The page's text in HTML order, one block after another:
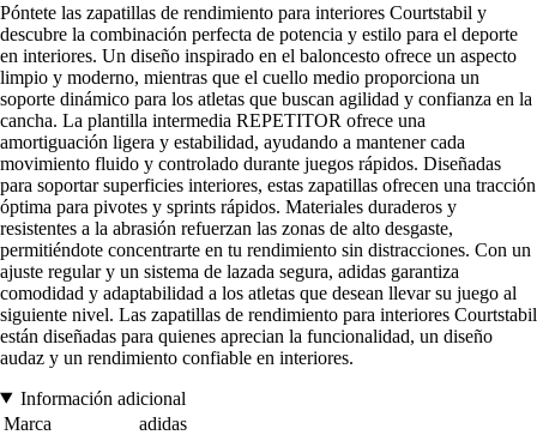
Póntete las zapatillas de rendimiento para interiores Courtstabil y
descubre la combinación perfecta de potencia y estilo para el deporte
en interiores. Un diseño inspirado en el baloncesto ofrece un aspecto
limpio y moderno, mientras que el cuello medio proporciona un
soporte dinámico para los atletas que buscan agilidad y confianza en la
cancha. La plantilla intermedia REPETITOR ofrece una
amortiguación ligera y estabilidad, ayudando a mantener cada
movimiento fluido y controlado durante juegos rápidos. Diseñadas
para soportar superficies interiores, estas zapatillas ofrecen una tracción
óptima para pivotes y sprints rápidos. Materiales duraderos y
resistentes a la abrasión refuerzan las zonas de alto desgaste,
permitiéndote concentrarte en tu rendimiento sin distracciones. Con un
ajuste regular y un sistema de lazada segura, adidas garantiza
comodidad y adaptabilidad a los atletas que desean llevar su juego al
siguiente nivel. Las zapatillas de rendimiento para interiores Courtstabil
están diseñadas para quienes aprecian la funcionalidad, un diseño
audaz y un rendimiento confiable en interiores.
Información adicional
Marca
adidas